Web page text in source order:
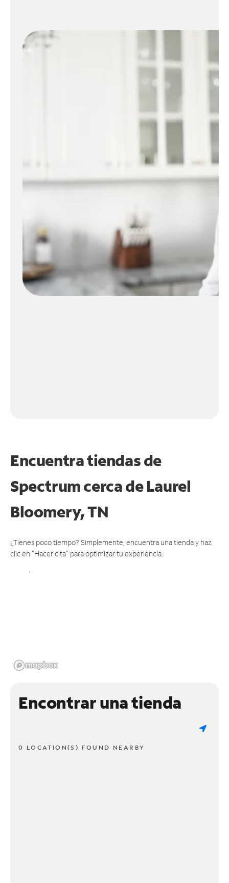
Encuentra tiendas de
Spectrum cerca deLaurel
Bloomery, TN
¿Tienes poco tiempo? Simplemente, encuentra una tienda y haz
clic en "Hacer cita" para optimizar tu experiencia.
Encontrar una tienda
0 LOCATION(S) FOUND NEARBY